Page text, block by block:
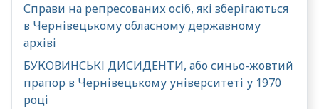
Справи на репресованих осіб, які зберігаються
в Чернівецькому обласному державному
архіві
БУКОВИНСЬКІ ДИСИДЕНТИ, або синьо-жовтий
прапор в Чернівецькому університеті у 1970
році